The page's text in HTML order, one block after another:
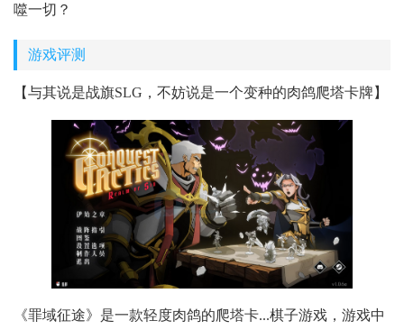
噬一切？
游戏评测
【与其说是战旗SLG，不妨说是一个变种的肉鸽爬塔卡牌】
《罪域征途》是一款轻度肉鸽的爬塔卡...棋子游戏，游戏中